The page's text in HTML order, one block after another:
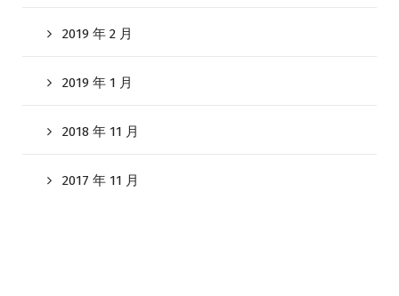
2019 年 2 月
2019 年 1 月
2018 年 11 月
2017 年 11 月